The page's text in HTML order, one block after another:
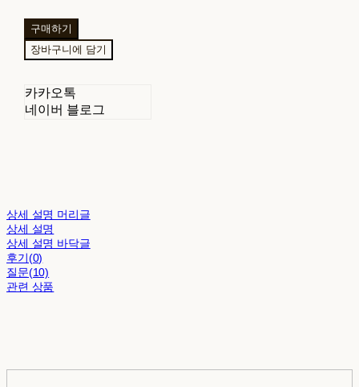
구매하기
장바구니에 담기
카카오톡
네이버 블로그
상세 설명 머리글
상세 설명
상세 설명 바닥글
후기(0)
질문(10)
관련 상품